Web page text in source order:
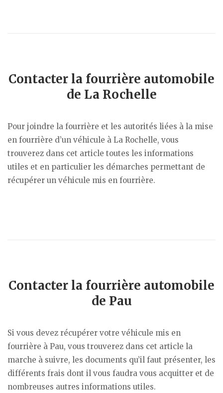
Contacter la fourrière automobile
de La Rochelle
Pour joindre la fourrière et les autorités liées à la mise
en fourrière d’un véhicule à La Rochelle, vous
trouverez dans cet article toutes les informations
utiles et en particulier les démarches permettant de
récupérer un véhicule mis en fourrière.
Contacter la fourrière automobile
de Pau
Si vous devez récupérer votre véhicule mis en
fourrière à Pau, vous trouverez dans cet article la
marche à suivre, les documents qu’il faut présenter, les
différents frais dont il vous faudra vous acquitter et de
nombreuses autres informations utiles.